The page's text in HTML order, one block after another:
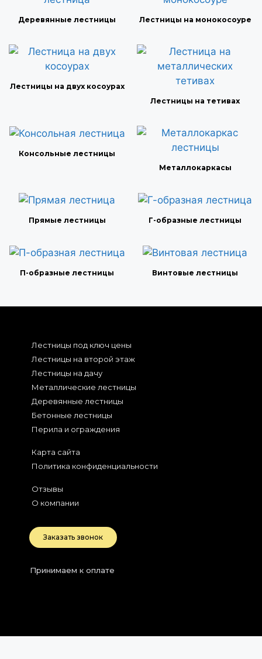
Деревянные лестницы Лестницы на монокосоуре
Лестницы на двух косоурах
Лестницы на тетивах
Консольные лестницы
Металлокаркасы
Прямые лестницы Г-образные лестницы
П-образные лестницы Винтовые лестницы
Лестницы под ключ цены
Лестницы на второй этаж
Лестницы на дачу
Металлические лестницы
Деревянные лестницы
Бетонные лестницы
Перила и ограждения
Карта сайта
Политика конфиденциальности
Отзывы
О компании
Заказать звонок
Принимаем к оплате